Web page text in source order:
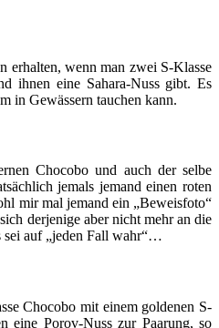
erhalten, wenn man zwei S-Klasse
ihnen eine Sahara-Nuss gibt. Es
in Gewässern tauchen kann.
Chocobo und auch der selbe
jemals jemand einen roten
mir mal jemand ein „Beweisfoto“
derjenige aber nicht mehr an die
sei auf „jeden Fall wahr“…
Chocobo mit einem goldenen S-
eine Porov-Nuss zur Paarung, so